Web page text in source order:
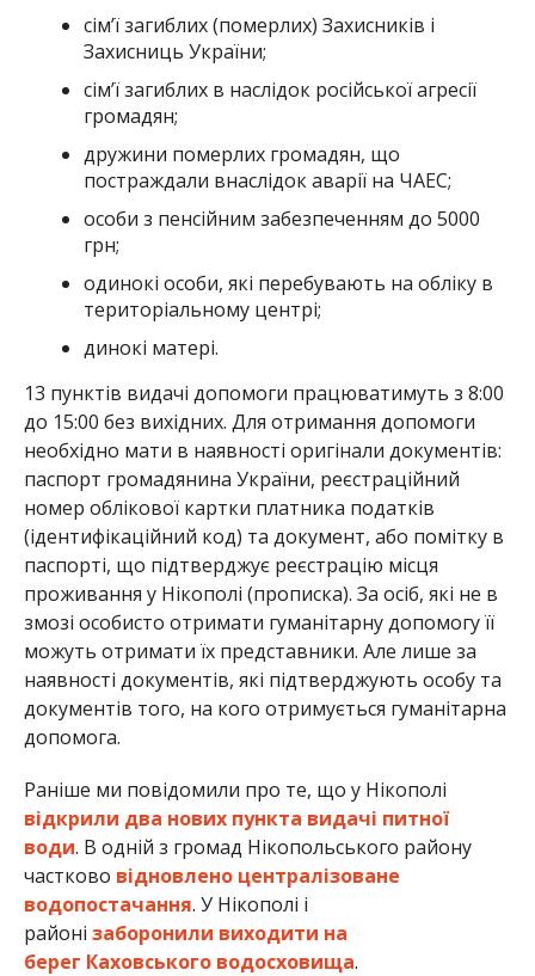
сім’ї загиблих (померлих) Захисників і
Захисниць України;
сім’ї загиблих в наслідок російської агресії
громадян;
дружини померлих громадян, що
постраждали внаслідок аварії на ЧАЕС;
особи з пенсійним забезпеченням до 5000
грн;
одинокі особи, які перебувають на обліку в
територіальному центрі;
динокі матері.
13 пунктів видачі допомоги працюватимуть з 8:00
до 15:00 без вихідних. Для отримання допомоги
необхідно мати в наявності оригінали документів:
паспорт громадянина України, реєстраційний
номер облікової картки платника податків
(ідентифікаційний код) та документ, або помітку в
паспорті, що підтверджує реєстрацію місця
проживання у Нікополі (прописка). За осіб, які не в
змозі особисто отримати гуманітарну допомогу її
можуть отримати їх представники. Але лише за
наявності документів, які підтверджують особу та
документів того, на кого отримується гуманітарна
допомога.
Раніше ми повідомили про те, що у Нікополі
відкрили два нових пункта видачі питної
води. В одній з громад Нікопольського району
частково відновлено централізоване
водопостачання. У Нікополі і
районі заборонили виходити на
берег Каховського водосховища.